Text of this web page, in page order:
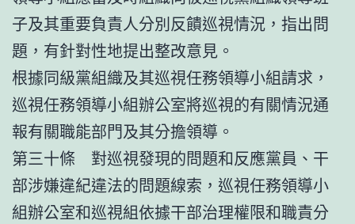
子及其重要負責人分別反饋巡視情況，指出問
題，有針對性地提出整改意見。
根據同級黨組織及其巡視任務領導小組請求，
巡視任務領導小組辦公室將巡視的有關情況通
報有關職能部門及其分擔領導。
第三十條 對巡視發現的問題和反應黨員、干
部涉嫌違紀違法的問題線索，巡視任務領導小
組辦公室和巡視組依據干部治理權限和職責分